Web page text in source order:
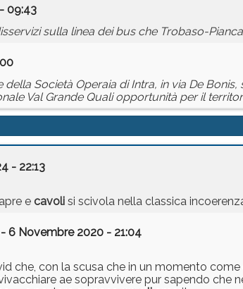
09:43
sulla linea dei bus che Trobaso-
della Società Operaia di Intra, in via De
Val Grande Quali opportunità per il
- 22:13
e cavoli si scivola nella classica
- 6 Novembre 2020 - 21:04
che, con la scusa che in un momento
ae sopravvivere pur sapendo che